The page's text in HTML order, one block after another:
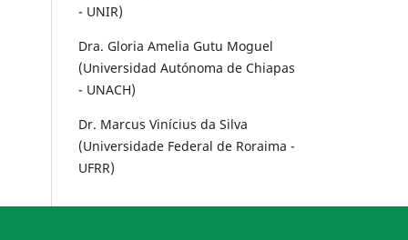
- UNIR)
Dra. Gloria Amelia Gutu Moguel
(Universidad Autónoma de Chiapas
- UNACH)
Dr. Marcus Vinícius da Silva
(Universidade Federal de Roraima -
UFRR)